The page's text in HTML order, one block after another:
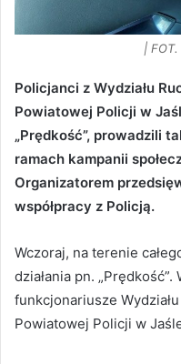
|
Policjanci z Wydziału
Powiatowej Policji w
„Prędkość”, prowadzili
ramach kampanii
Organizatorem
współpracy z Policją.
Wczoraj, na terenie
działania pn.
funkcjonariusze
Powiatowej Policji w